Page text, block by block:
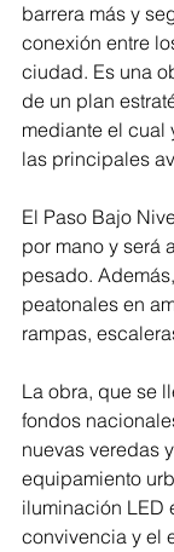
barrera más y
conexión entre
ciudad. Es una
de un plan
mediante el cual
las principales
El Paso Bajo
por mano y será
pesado.
peatonales en
rampas,
La obra, que se
fondos
nuevas veredas
equipamiento
iluminación LED
convivencia y el